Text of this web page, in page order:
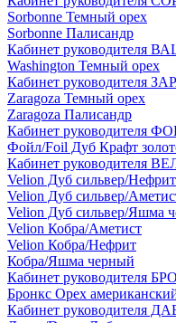
Sorbonne Темный орех
Sorbonne Палисандр
Кабинет руководителя
Washington Темный орех
Кабинет руководителя
Zaragoza Темный орех
Zaragoza Палисандр
Кабинет руководителя
Фойл/Foil Дуб Крафт
Кабинет руководителя
Velion Дуб сильвер/Нефрит
Velion Дуб сильвер/
Velion Дуб сильвер/Яшма
Velion Кобра/Аметист
Velion Кобра/Нефрит
Кобра/Яшма черный
Кабинет руководителя
Бронкс Орех
Кабинет руководителя